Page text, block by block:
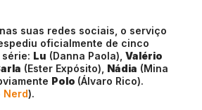
suas redes sociais, o serviço
oficialmente de cinco
Lu (Danna Paola), Valério
(Ester Expósito), Nádia (Mina
Polo (Álvaro Rico).
Nerd).